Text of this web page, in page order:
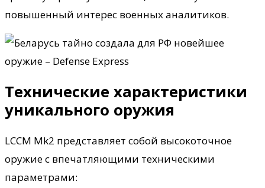
повышенный интерес военных аналитиков.
Технические характеристики
уникального оружия
LCCM Mk2 представляет собой высокоточное
оружие с впечатляющими техническими
параметрами: